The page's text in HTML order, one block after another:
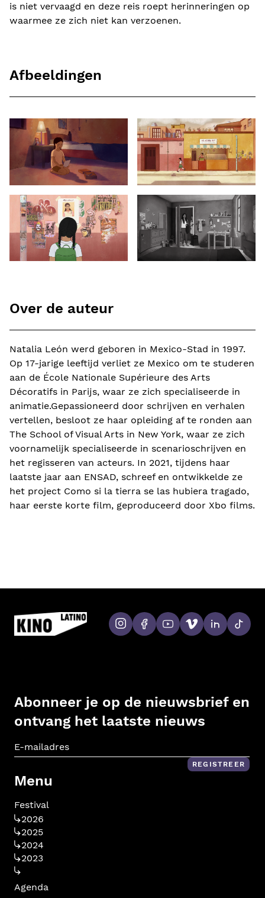
is niet vervaagd en deze reis roept herinneringen op
waarmee ze zich niet kan verzoenen.
Afbeeldingen
Over de auteur
Natalia León werd geboren in Mexico-Stad in 1997.
Op 17-jarige leeftijd verliet ze Mexico om te studeren
aan de École Nationale Supérieure des Arts
Décoratifs in Parijs, waar ze zich specialiseerde in
animatie.Gepassioneerd door schrijven en verhalen
vertellen, besloot ze haar opleiding af te ronden aan
The School of Visual Arts in New York, waar ze zich
voornamelijk specialiseerde in scenarioschrijven en
het regisseren van acteurs. In 2021, tijdens haar
laatste jaar aan ENSAD, schreef en ontwikkelde ze
het project Como si la tierra se las hubiera tragado,
haar eerste korte film, geproduceerd door Xbo films.
Abonneer je op de nieuwsbrief en
ontvang het laatste nieuws
REGISTREER
Menu
Festival
2026
2025
2024
2023
Agenda